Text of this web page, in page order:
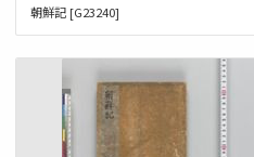
朝鮮記 [G23240]